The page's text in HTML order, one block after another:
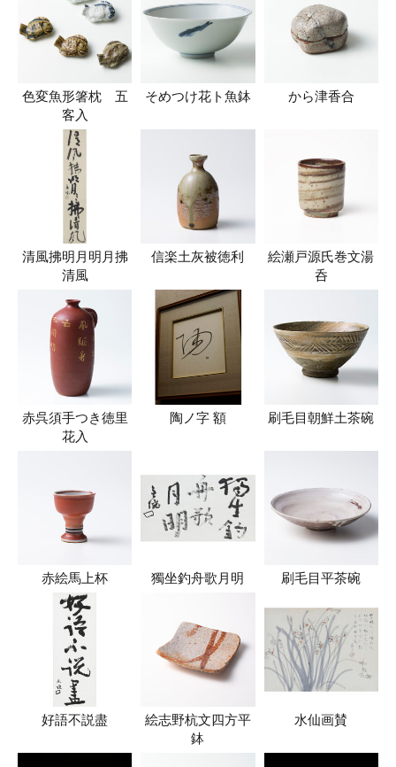
色変魚形箸枕 五
客入
そめつけ花ト魚鉢 から津香合
清風拂明月明月拂
清風
信楽土灰被徳利
絵瀬戸源氏巻文湯
呑
赤呉須手つき徳里
花入
陶ノ字 額 刷毛目朝鮮土茶碗
赤絵馬上杯 獨坐釣舟歌月明 刷毛目平茶碗
好語不説盡
絵志野杭文四方平
鉢
水仙画賛